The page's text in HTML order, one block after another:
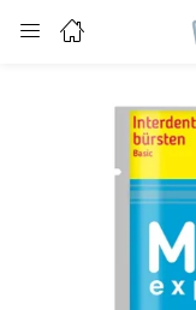
Enter your username